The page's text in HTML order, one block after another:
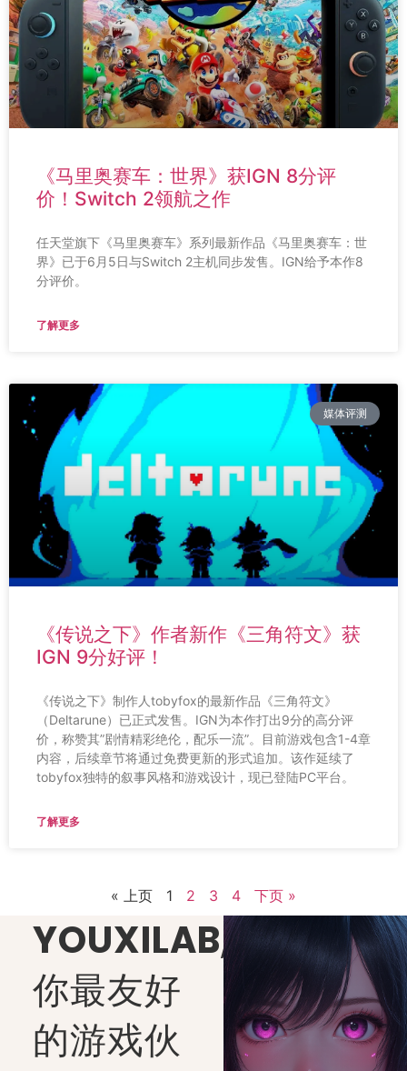
《马里奥赛车：世界》获IGN 8分评
价！Switch 2领航之作
任天堂旗下《马里奥赛车》系列最新作品《马里奥赛车：世
界》已于6月5日与Switch 2主机同步发售。IGN给予本作8
分评价。
了解更多
媒体评测
《传说之下》作者新作《三角符文》获
IGN 9分好评！
《传说之下》制作人tobyfox的最新作品《三角符文》
（Deltarune）已正式发售。IGN为本作打出9分的高分评
价，称赞其”剧情精彩绝伦，配乐一流”。目前游戏包含1-4章
内容，后续章节将通过免费更新的形式追加。该作延续了
tobyfox独特的叙事风格和游戏设计，现已登陆PC平台。
了解更多
« 上页 1 2 3 4 下页 »
YOUXILAB,
你最友好
的游戏伙